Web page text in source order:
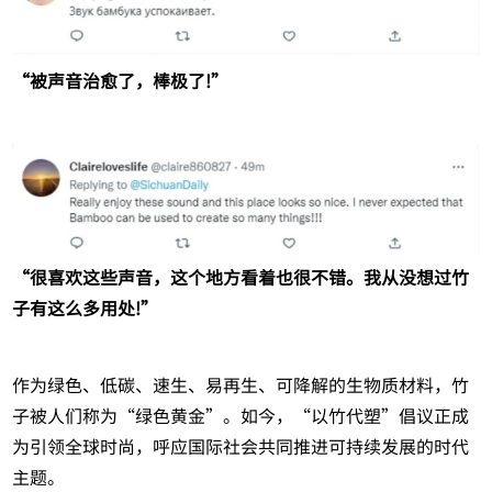
“被声音治愈了，棒极了!”
“很喜欢这些声音，这个地方看着也很不错。我从没想过竹
子有这么多用处!”
作为绿色、低碳、速生、易再生、可降解的生物质材料，竹
子被人们称为“绿色黄金”。如今，“以竹代塑”倡议正成
为引领全球时尚，呼应国际社会共同推进可持续发展的时代
主题。